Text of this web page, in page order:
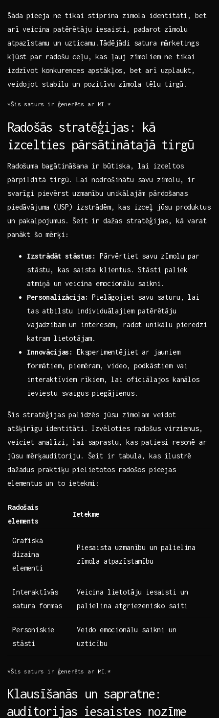
Šāda pieeja ne⁣ tikai stiprina zīmola identitāti, ⁣bet
arī veicina patērētāju iesaisti, padarot zīmolu
‌atpazīstamu un uzticamu.Tādējādi satura mārketings
kļūst par radošu ceļu, kas⁢ ļauj zīmoliem ne tikai
izdzīvot konkurences apstākļos, bet arī uzplaukt,
veidojot⁤ stabilu ‌un pozitīvu zīmola tēlu ⁢tirgū.
*Šis saturs ir ģenerēts⁢ ar MI.*
Radošās stratēģijas: kā
izcelties pārsātinātajā tirgū
Radošuma bagātināšana ir būtiska, lai​ izceltos
pārpildītā tirgū. Lai nodrošinātu savu zīmolu, ir
svarīgi pievērst uzmanību unikālajām pārdošanas
piedāvājuma (USP) izstrādēm, kas ‌izceļ jūsu produktus
un pakalpojumus. Šeit⁤ ir dažas stratēģijas, kā varat
‌panākt šo mērķi:
Izstrādāt stāstus:
Pārvērtiet savu zīmolu par
stāstu, kas saista klientus. Stāsti ⁣paliek
atmiņā ⁢un⁢ veicina emocionālu saikni.
Personalizācija: Pielāgojiet savu saturu, lai
tas atbilstu individuālajiem patērētāju
vajadzībām un interesēm, radot unikālu pieredzi
katram lietotājam.
Innovācijas:
Eksperimentējiet ar ‍jauniem
formātiem, ⁤piemēram, video, podkāstiem vai
interaktīviem rīkiem, lai ‌oficiālajos kanālos​
ieviestu svaigus piegājienus.
Šīs⁤ stratēģijas ‍palīdzēs‌ jūsu zīmolam veidot
atšķirīgu identitāti. Izvēloties⁢ radošus⁢ virzienus,
veiciet analīzi, lai saprastu, kas patiesi resonē ar
jūsu mērķauditoriju. Šeit ir tabula, kas ilustrē
dažādus‍ praktiķu pielietotos ⁣radošos pieejas
elementus un to ​ietekmi:
Radošais
elements
Ietekme
Grafiskā‍
dizaina
elementi
Piesaista uzmanību un palielina
zīmola atpazīstamību
Interaktīvās
⁣satura formas
Veicina lietotāju‍ iesaisti un
palielina⁢ atgriezenisko saiti
Personiskie
stāsti
Veido ⁤emocionālu saikni un
uzticību
*Šis saturs ir ģenerēts ar MI.*
Klausīšanās un sapratne:
⁣auditorijas⁤ iesaistes nozīme